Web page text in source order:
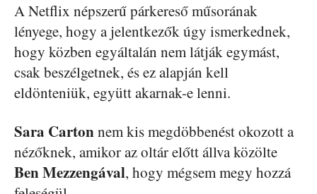
A Netflix népszerű párkereső műsorának
lényege, hogy a jelentkezők úgy ismerkednek,
hogy közben egyáltalán nem látják egymást,
csak beszélgetnek, és ez alapján kell
eldönteniük, együtt akarnak-e lenni.
Sara Cartonnem kis megdöbbenést okozott a
nézőknek, amikor az oltár előtt állva közölte
BenMezzengával, hogy mégsem megy hozzá